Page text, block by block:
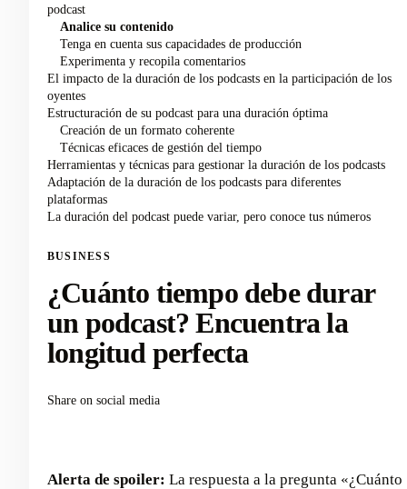
podcast
Analice su contenido
Tenga en cuenta sus capacidades de producción
Experimenta y recopila comentarios
El impacto de la duración de los podcasts en la participación de los
oyentes
Estructuración de su podcast para una duración óptima
Creación de un formato coherente
Técnicas eficaces de gestión del tiempo
Herramientas y técnicas para gestionar la duración de los podcasts
Adaptación de la duración de los podcasts para diferentes
plataformas
La duración del podcast puede variar, pero conoce tus números
BUSINESS
¿Cuánto tiempo debe durar
un podcast? Encuentra la
longitud perfecta
Share on social media
Alerta de spoiler: La respuesta a la pregunta «¿Cuánto